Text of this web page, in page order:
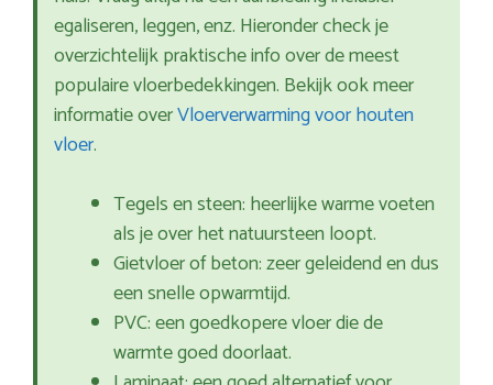
egaliseren, leggen, enz. Hieronder check je
overzichtelijk praktische info over de meest
populaire vloerbedekkingen. Bekijk ook meer
informatie overVloerverwarming voor houten
vloer.
Tegels en steen: heerlijke warme voeten
als je over het natuursteen loopt.
Gietvloer of beton: zeer geleidend en dus
een snelle opwarmtijd.
PVC: een goedkopere vloer die de
warmte goed doorlaat.